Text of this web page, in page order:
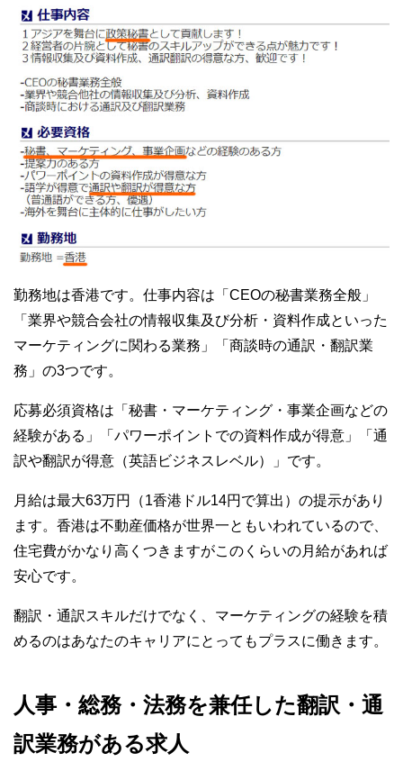
勤務地は香港です。仕事内容は「CEOの秘書業務全般」
「業界や競合会社の情報収集及び分析・資料作成といった
マーケティングに関わる業務」「商談時の通訳・翻訳業
務」の3つです。
応募必須資格は「秘書・マーケティング・事業企画などの
経験がある」「パワーポイントでの資料作成が得意」「通
訳や翻訳が得意（英語ビジネスレベル）」です。
月給は最大63万円（1香港ドル14円で算出）の提示があり
ます。香港は不動産価格が世界一ともいわれているので、
住宅費がかなり高くつきますがこのくらいの月給があれば
安心です。
翻訳・通訳スキルだけでなく、マーケティングの経験を積
めるのはあなたのキャリアにとってもプラスに働きます。
人事・総務・法務を兼任した翻訳・通
訳業務がある求人